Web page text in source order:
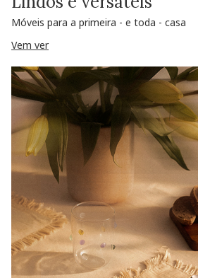
Móveis para a primeira - e toda - casa
Vem ver